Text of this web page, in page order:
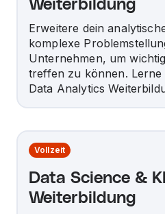
Weiterbildung
Erweitere dein
komplexe
Unternehmen, um
treffen zu können.
Data Analytics
Vollzeit
Data Science & KI
Weiterbildung